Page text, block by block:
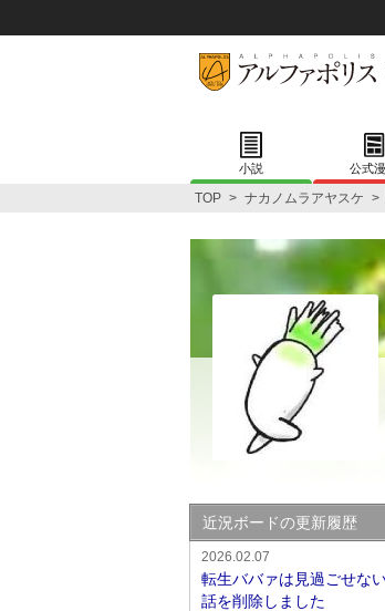
小説 公式
TOP > ナカノムラアヤスケ >
近況ボードの更新履歴
2026.02.07
転生ババァは見過ごせな
話を削除しました